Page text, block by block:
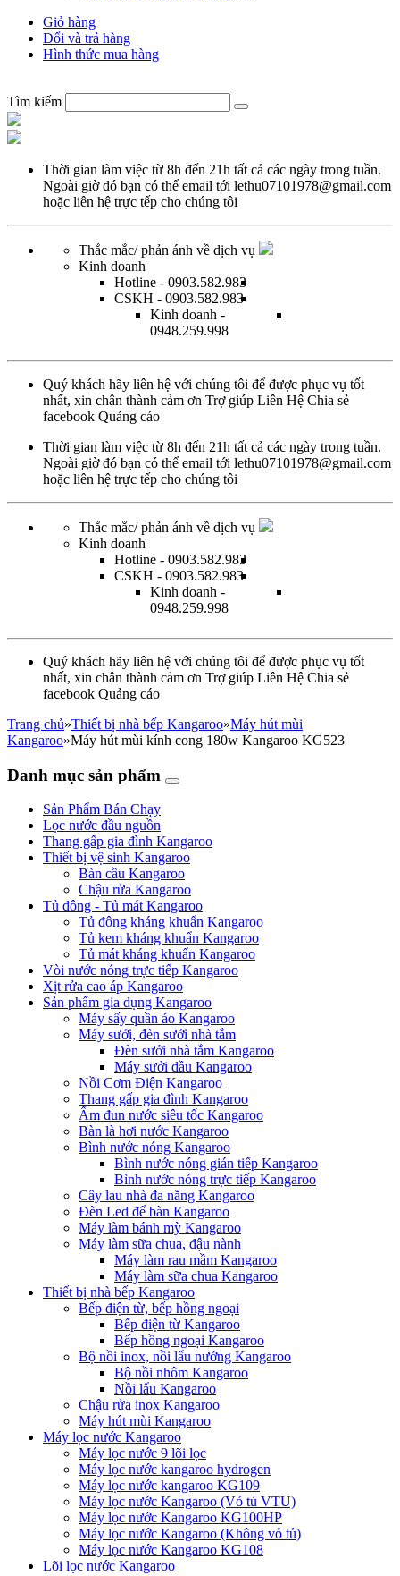
Giỏ hàng
Đổi và trả hàng
Hình thức mua hàng
Tìm kiếm
Thời gian làm việc từ 8h đến 21h tất cả các ngày trong tuần.
Ngoài giờ đó bạn có thể email tới lethu07101978@gmail.com
hoặc liên hệ trực tếp cho chúng tôi
Thắc mắc/ phản ánh về dịch vụ
Kinh doanh
Hotline - 0903.582.983
CSKH - 0903.582.983
Kinh doanh -
0948.259.998
Quý khách hãy liên hệ với chúng tôi để được phục vụ tốt
nhất, xin chân thành cảm ơn Trợ giúp Liên Hệ Chia sẻ
facebook Quảng cáo
Thời gian làm việc từ 8h đến 21h tất cả các ngày trong tuần.
Ngoài giờ đó bạn có thể email tới lethu07101978@gmail.com
hoặc liên hệ trực tếp cho chúng tôi
Thắc mắc/ phản ánh về dịch vụ
Kinh doanh
Hotline - 0903.582.983
CSKH - 0903.582.983
Kinh doanh -
0948.259.998
Quý khách hãy liên hệ với chúng tôi để được phục vụ tốt
nhất, xin chân thành cảm ơn Trợ giúp Liên Hệ Chia sẻ
facebook Quảng cáo
Trang chủ»Thiết bị nhà bếp Kangaroo»Máy hút mùi
Kangaroo»Máy hút mùi kính cong 180w Kangaroo KG523
Danh mục sản phẩm
Sản Phẩm Bán Chạy
Lọc nước đầu nguồn
Thang gấp gia đình Kangaroo
Thiết bị vệ sinh Kangaroo
Bàn cầu Kangaroo
Chậu rửa Kangaroo
Tủ đông - Tủ mát Kangaroo
Tủ đông kháng khuẩn Kangaroo
Tủ kem kháng khuẩn Kangaroo
Tủ mát kháng khuẩn Kangaroo
Vòi nước nóng trực tiếp Kangaroo
Xịt rửa cao áp Kangaroo
Sản phẩm gia dụng Kangaroo
Máy sấy quần áo Kangaroo
Máy sưởi, đèn sưởi nhà tắm
Đèn sưởi nhà tắm Kangaroo
Máy sưởi dầu Kangaroo
Nồi Cơm Điện Kangaroo
Thang gấp gia đình Kangaroo
Ấm đun nước siêu tốc Kangaroo
Bàn là hơi nước Kangaroo
Bình nước nóng Kangaroo
Bình nước nóng gián tiếp Kangaroo
Bình nước nóng trực tiếp Kangaroo
Cây lau nhà đa năng Kangaroo
Đèn Led để bàn Kangaroo
Máy làm bánh mỳ Kangaroo
Máy làm sữa chua, đậu nành
Máy làm rau mầm Kangaroo
Máy làm sữa chua Kangaroo
Thiết bị nhà bếp Kangaroo
Bếp điện từ, bếp hồng ngoại
Bếp điện từ Kangaroo
Bếp hồng ngoại Kangaroo
Bộ nồi inox, nồi lẩu nướng Kangaroo
Bộ nồi nhôm Kangaroo
Nồi lẩu Kangaroo
Chậu rửa inox Kangaroo
Máy hút mùi Kangaroo
Máy lọc nước Kangaroo
Máy lọc nước 9 lõi lọc
Máy lọc nước kangaroo hydrogen
Máy lọc nước kangaroo KG109
Máy lọc nước Kangaroo (Vỏ tủ VTU)
Máy lọc nước Kangaroo KG100HP
Máy lọc nước Kangaroo (Không vỏ tủ)
Máy lọc nước Kangaroo KG108
Lõi lọc nước Kangaroo